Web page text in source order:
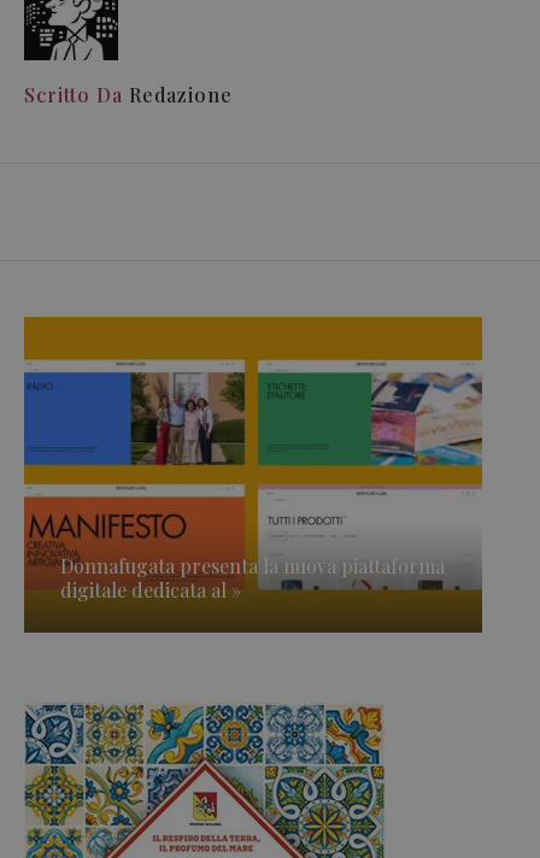
Scritto Da Redazione
Donnafugata presenta la nuova piattaforma
digitale dedicata al »